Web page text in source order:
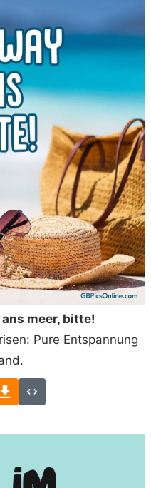
meer, bitte!
Pure Entspannung